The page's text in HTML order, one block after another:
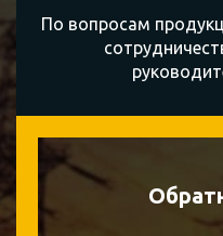
По вопросам